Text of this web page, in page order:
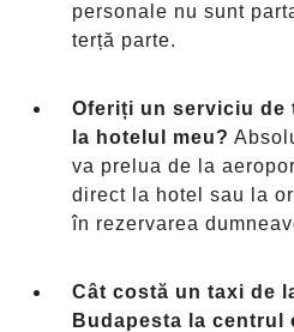
personale nu sunt
terță parte.
Oferiți un serviciu
la hotelul meu?
va prelua de la
direct la hotel sau la
în rezervarea
Cât costă un taxi de
Budapesta la centrul